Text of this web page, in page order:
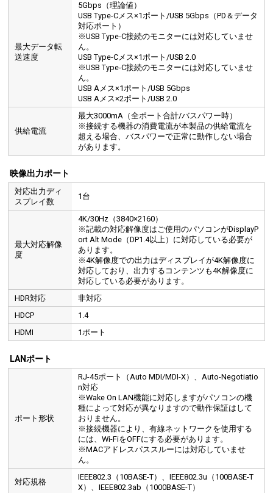
USB PDポートは、充電器の未接続時にはUSB 5Gbpsのデータ転送に対応するハイブリッドType-Cポート
ートを無駄なく活用できます。
ウルトラワイドモニターに対応
本製品は、ウルトラワイドモニターUWQHD（3440×1440）での動作を確認しています。
周辺機器接続がケーブル1本で完結します。デスクスペースを最大化するとともに、接続後す
※【動作確認済みモニター】Dell U3415WB (3440×1440)
最大データ転
送速度
5Gbps（理論値）
USB Type-Cメス×1ポート/USB 5Gbps（PD＆データ
対応ポート）
※USB Type-C接続のモニターには対応していませ
ん。
USB Type-Cメス×1ポート/USB 2.0
※USB Type-C接続のモニターには対応していませ
ん。
USB Aメス×1ポート/USB 5Gbps
USB Aメス×2ポート/USB 2.0
供給電流
最大3000mA（全ポート合計/バスパワー時）
※接続する機器の消費電流が本製品の供給電流を
超える場合、バスパワーで正常に動作しない場合
があります。
映像出力ポート
対応出力ディ
スプレイ数
1台
最大対応解像
度
4K/30Hz（3840×2160）
※記載の対応解像度はご使用のパソコンがDisplayP
ort Alt Mode（DP1.4以上）に対応している必要が
あります。
※4K解像度での出力はディスプレイが4K解像度に
対応しており、出力するコンテンツも4K解像度に
対応している必要があります。
HDR対応
非対応
HDCP
1.4
HDMI
1ポート
LANポート
ポート形状
RJ-45ポート（Auto MDI/MDI-X）、Auto-Negotiatio
n対応
※Wake On LAN機能に対応しますがパソコンの機
種によって対応が異なりますので動作保証はして
おりません。
※接続機器により、有線ネットワークを使用する
には、Wi-FiをOFFにする必要があります。
※MACアドレスパススルーには対応していませ
ん。
対応規格
IEEE802.3（10BASE-T）、IEEE802.3u（100BASE-T
X）、IEEE802.3ab（1000BASE-T）